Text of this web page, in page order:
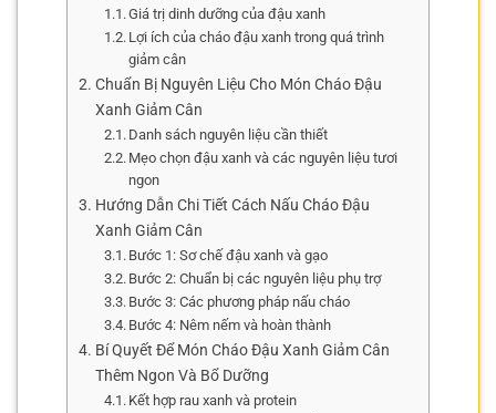
Giá trị dinh dưỡng của đậu xanh
Lợi ích của cháo đậu xanh trong quá trình
giảm cân
Chuẩn Bị Nguyên Liệu Cho Món Cháo Đậu
Xanh Giảm Cân
Danh sách nguyên liệu cần thiết
Mẹo chọn đậu xanh và các nguyên liệu tươi
ngon
Hướng Dẫn Chi Tiết Cách Nấu Cháo Đậu
Xanh Giảm Cân
Bước 1: Sơ chế đậu xanh và gạo
Bước 2: Chuẩn bị các nguyên liệu phụ trợ
Bước 3: Các phương pháp nấu cháo
Bước 4: Nêm nếm và hoàn thành
Bí Quyết Để Món Cháo Đậu Xanh Giảm Cân
Thêm Ngon Và Bổ Dưỡng
Kết hợp rau xanh và protein